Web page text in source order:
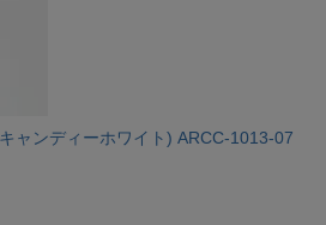
ャンディーホワイト) ARCC-1013-07